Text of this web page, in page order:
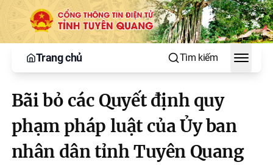
Trang chủ Tìm kiếm
Toggle
Bãi bỏ các Quyết định quy
phạm pháp luật của Ủy ban
nhân dân tỉnh Tuyên Quang